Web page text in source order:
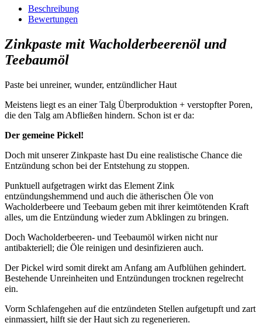
Beschreibung
Bewertungen
Zinkpaste mit Wacholderbeerenöl und
Teebaumöl
Paste bei unreiner, wunder, entzündlicher Haut
Meistens liegt es an einer Talg Überproduktion + verstopfter Poren,
die den Talg am Abfließen hindern. Schon ist er da:
Der gemeine Pickel!
Doch mit unserer Zinkpaste hast Du eine realistische Chance die
Entzündung schon bei der Entstehung zu stoppen.
Punktuell aufgetragen wirkt das Element Zink
entzündungshemmend und auch die ätherischen Öle von
Wacholderbeere und Teebaum geben mit ihrer keimtötenden Kraft
alles, um die Entzündung wieder zum Abklingen zu bringen.
Doch Wacholderbeeren- und Teebaumöl wirken nicht nur
antibakteriell; die Öle reinigen und desinfizieren auch.
Der Pickel wird somit direkt am Anfang am Aufblühen gehindert.
Bestehende Unreinheiten und Entzündungen trocknen regelrecht
ein.
Vorm Schlafengehen auf die entzündeten Stellen aufgetupft und zart
einmassiert, hilft sie der Haut sich zu regenerieren.